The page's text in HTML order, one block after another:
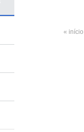
« início